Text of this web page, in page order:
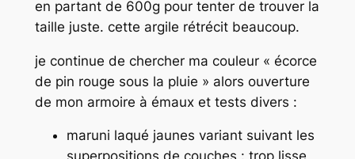
en partant de 600g pour tenter de trouver la
taille juste. cette argile rétrécit beaucoup.
je continue de chercher ma couleur « écorce
de pin rouge sous la pluie » alors ouverture
de mon armoire à émaux et tests divers :
maruni laqué jaunes variant suivant les